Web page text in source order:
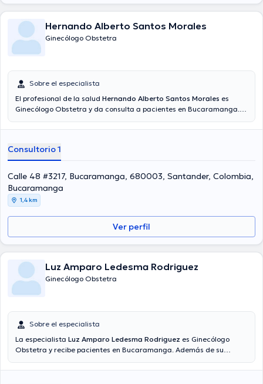
Hernando Alberto Santos Morales
Ginecólogo Obstetra
Sobre el especialista
El profesional de la salud Hernando Alberto Santos Morales es
Ginecólogo Obstetra y da consulta a pacientes en Bucaramanga.
experiencia en su área de especialidad. El doctor tiene varios años
participado como miembro de diversas asociaciones médicas.
Hernando Alberto Santos Morales ha intervenido en considerables
conferencias con el ideal de tener una formación continua en su
ámbito de especialización y ha publicado diferentes ediciones.
Español es el idioma principal hablado por el Dr.
Consultorio 1
Calle 48 #3217, Bucaramanga, 680003, Santander, Colombia,
Bucaramanga
1,4 km
Ver perfil
Luz Amparo Ledesma Rodriguez
Ginecólogo Obstetra
Sobre el especialista
La especialista Luz Amparo Ledesma Rodriguez es Ginecólogo
Obstetra y recibe pacientes en Bucaramanga. Además de su
de experiencia en su área de especialidad. La Dra. cuenta con